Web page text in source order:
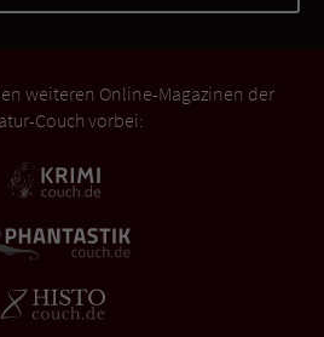
weiteren Online-Magazinen der
Couch vorbei: